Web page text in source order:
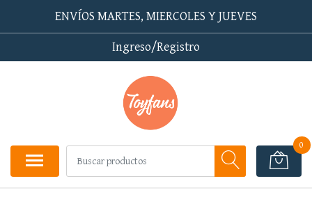
ENVÍOS MARTES, MIERCOLES Y JUEVES
Ingreso/Registro
0